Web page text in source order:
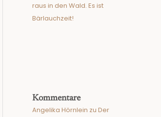
raus in den Wald. Es ist
Bärlauchzeit!
Kommentare
Angelika Hörnlein zu Der